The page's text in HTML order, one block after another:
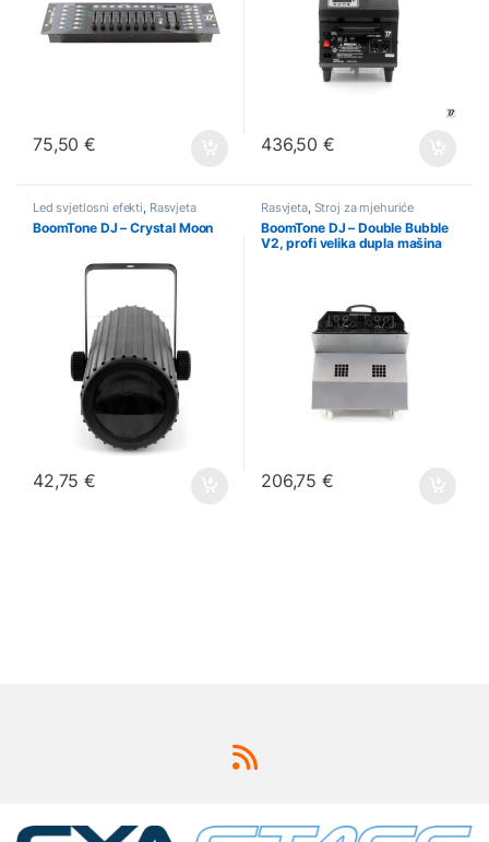
75,50€ 436,50€
Led svjetlosni efekti, Rasvjeta
BoomTone DJ – Crystal Moon
42,75€
Rasvjeta, Stroj za mjehuriće
BoomTone DJ – Double Bubble
V2, profi velika dupla mašina
206,75€